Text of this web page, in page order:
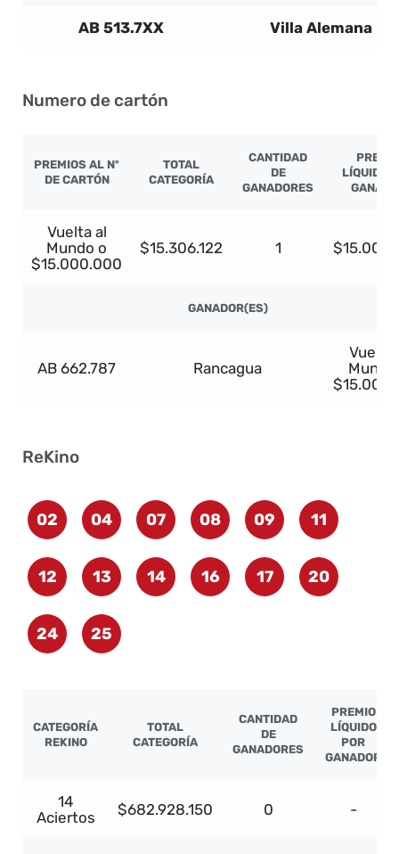
AB 513.7XX Villa Alemana
Numero de cartón
PREMIOS AL Nº
DE CARTÓN
TOTAL
CATEGORÍA
CANTIDAD
DE
GANADORES
LÍQUIDO
Vuelta al
Mundo o
$15.000.000
$15.306.122 1
GANADOR(ES)
AB 662.787 Rancagua
Vuelta
Mundo
ReKino
02 04 07 08 09 11
12 13 14 16 17 20
24 25
CATEGORÍA
REKINO
TOTAL
CATEGORÍA
CANTIDAD
DE
GANADORES
PREMIO
LÍQUIDO
POR
GANADOR
14
Aciertos
$682.928.150 0 -